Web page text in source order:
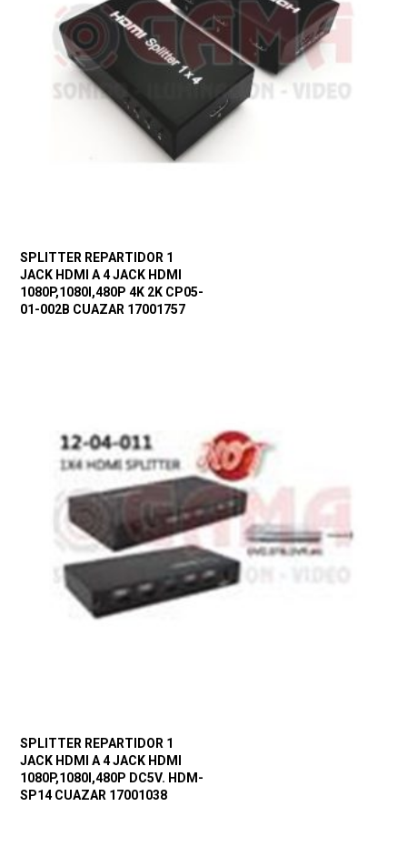
SPLITTER REPARTIDOR 1
JACK HDMI A 4 JACK HDMI
1080P,1080I,480P 4K 2K CP05-
01-002B CUAZAR 17001757
SPLITTER REPARTIDOR 1
JACK HDMI A 4 JACK HDMI
1080P,1080I,480P DC5V. HDM-
SP14 CUAZAR 17001038